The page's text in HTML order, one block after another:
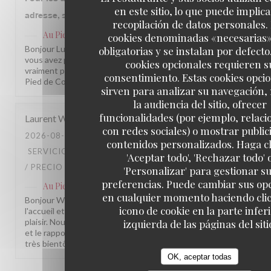
en este sitio, lo que puede
recopilación de datos personales.
cookies denominadas
obligatorias y se instalan por
cookies opcionales requieren
consentimiento. Estas cookies
sirven para analizar su
la audiencia del sitio, ofrecer
funcionalidades (por ejemplo,
con redes sociales) o mostrar
contenidos personalizados. Haga
'Aceptar todo', 'Rechazar todo'
'Personalizar' para gestionar
preferencias. Puede cambiar sus
en cualquier momento haciendo
icono de cookie en la parte
izquierda de las páginas del
OK, aceptar todas
adresse, service agréable et efficace
Au Pied de Cochonha respondido a su opinión
Bonjour Lucette, Merci pour ce beau retour ! Savoir que
vous avez passé un aussi bon moment chez nous nous fait
vraiment plaisir. À très bientôt parmi nous ! L'équipe du Au
Pied de Cochon
LaurentW
2026-08-05
- 20:00 - INVITADOS 2
SERVICIO
AMBIENTE: 5/5 MENÚ: 4/5 CALIDAD
/ PRECIO
Au Pied de Cochonha respondido a su opinión
Bonjour Witt, Merci pour ce beau retour ! Savoir que
l'accueil et l'ambiance vous ont conquis nous fait vraiment
plaisir. Nous prenons note de vos remarques sur la cuisine
et le rapport qualité-prix pour continuer à progresser. À
très bientôt parmi nous ! L'équipe du Au Pied de Cochon